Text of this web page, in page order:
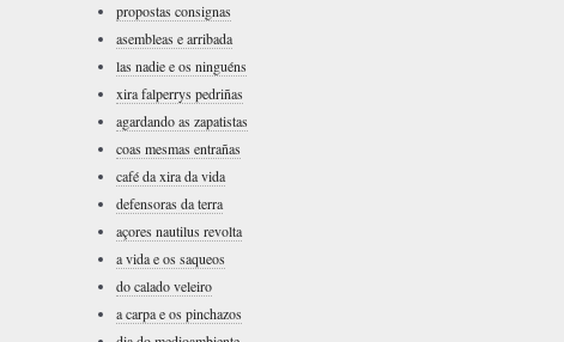
propostas consignas
asembleas e arribada
las nadie e os ninguéns
xira falperrys pedriñas
agardando as zapatistas
coas mesmas entrañas
café da xira da vida
defensoras da terra
açores nautilus revolta
a vida e os saqueos
do calado veleiro
a carpa e os pinchazos